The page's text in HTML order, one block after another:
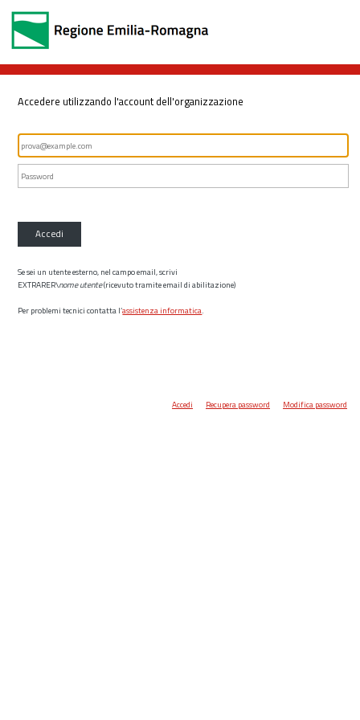
Accedere utilizzando l'account dell'organizzazione
Accedi
Se sei un utente esterno, nel campo email, scrivi
EXTRARER\nome utente(ricevuto tramite email di abilitazione)
Per problemi tecnici contatta l’assistenza informatica.
Accedi Recupera password Modifica password